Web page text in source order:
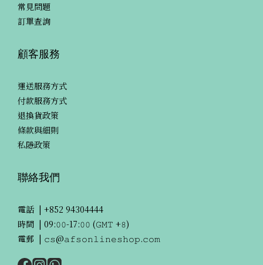
常見問題
訂單查詢
顧客服務
運送服務方式
付款服務方式
退換貨政策
條款與細則
私隱政策
聯絡我們
電話 | +852 94304444
時間 | 09:𝟶𝟶-17:𝟶𝟶 (𝙶𝙼𝚃 +𝟾)
電郵 | 𝚌𝚜@𝚊𝚏𝚜𝚘𝚗𝚕𝚒𝚗𝚎𝚜𝚑𝚘𝚙.𝚌𝚘𝚖